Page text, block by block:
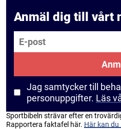
Anmäl dig till vårt
E-post
Jag samtycker till
personuppgifter. Läs
Sportbibeln strävar efter en
Rapportera faktafel här. Här kan du